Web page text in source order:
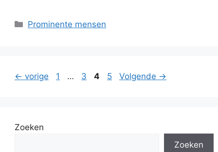
Categorieën
Prominente mensen
← vorige Pagina
1 … Pagina
3 Pagina
4 Pagina
5 Volgende →
Zoeken
Zoeken